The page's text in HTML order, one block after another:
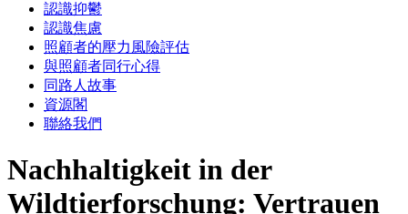
認識抑鬱
認識焦慮
照顧者的壓力風險評估
與照顧者同行心得
同路人故事
資源閣
聯絡我們
Nachhaltigkeit in der
Wildtierforschung: Vertrauen